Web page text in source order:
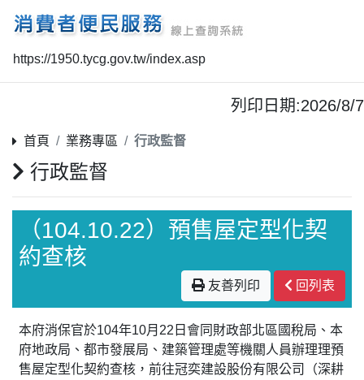
https://1950.tycg.gov.tw/index.asp
列印日期:2026/8/7
首頁 業務專區 行政監督
行政監督
（104.10.22）預售屋定型化契
約查核
友善列印 回列表
本府消保官於104年10月22日會同財政部北區國稅局、本
府地政局、都市發展局、建築管理處等機關人員辦理理預
售屋定型化契約查核，前往冠奕建設股份有限公司（深耕